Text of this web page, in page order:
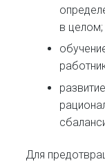
в целом;
Для